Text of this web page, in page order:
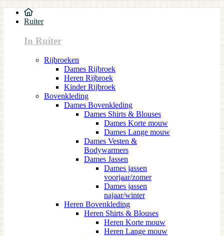
Ruiter
In Ruiter
Rijbroeken
Dames Rijbroek
Heren Rijbroek
Kinder Rijbroek
Bovenkleding
Dames Bovenkleding
Dames Shirts & Blouses
Dames Korte mouw
Dames Lange mouw
Dames Vesten &
Bodywarmers
Dames Jassen
Dames jassen
voorjaar/zomer
Dames jassen
najaar/winter
Heren Bovenkleding
Heren Shirts & Blouses
Heren Korte mouw
Heren Lange mouw